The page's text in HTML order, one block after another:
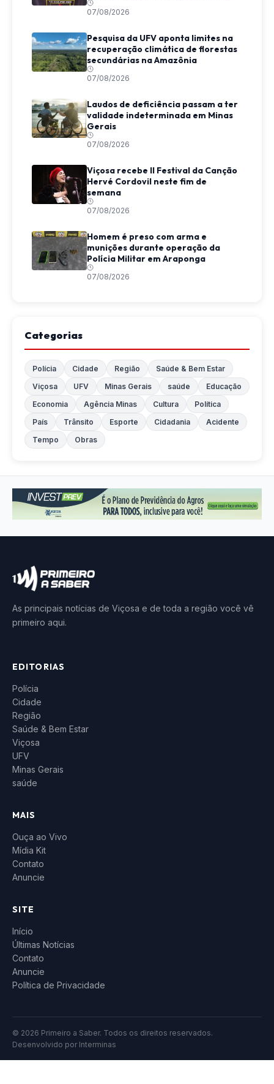
07/08/2026
Pesquisa da UFV aponta limites na
recuperação climática de florestas
secundárias na Amazônia
07/08/2026
Laudos de deficiência passam a ter
validade indeterminada em Minas
Gerais
07/08/2026
Viçosa recebe II Festival da Canção
Hervé Cordovil neste fim de
semana
07/08/2026
Homem é preso com arma e
munições durante operação da
Polícia Militar em Araponga
07/08/2026
Categorias
Polícia Cidade Região
Saúde & Bem Estar
Viçosa
UFV Minas Gerais saúde
Educação
Economia
Agência Minas Cultura
Política
País
Trânsito Esporte Cidadania
Acidente
Tempo
Obras
As principais notícias de Viçosa e de toda a região você vê
primeiro aqui.
EDITORIAS
Polícia
Cidade
Região
Saúde & Bem Estar
Viçosa
UFV
Minas Gerais
saúde
MAIS
Ouça ao Vivo
Mídia Kit
Contato
Anuncie
SITE
Início
Últimas Notícias
Contato
Anuncie
Política de Privacidade
© 2026 Primeiro a Saber. Todos os direitos reservados.
Desenvolvido por Interminas